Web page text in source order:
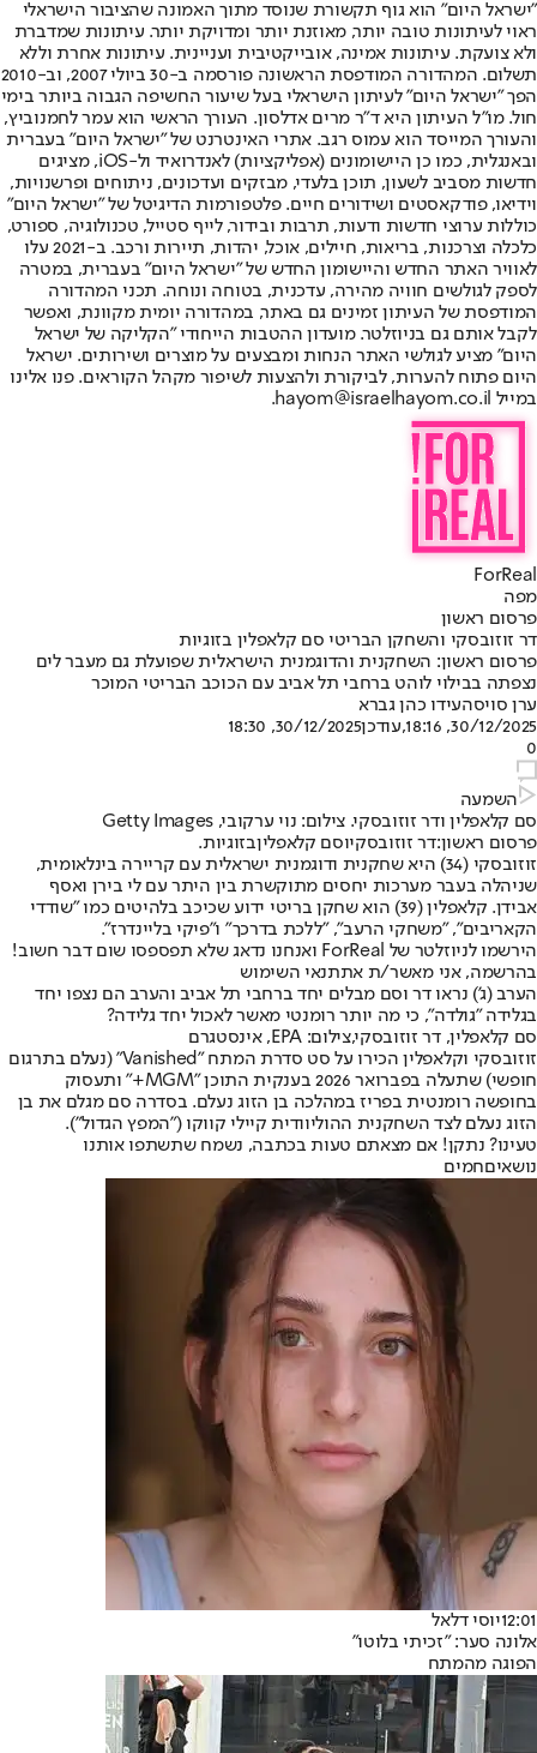
"ישראל היום" הוא גוף תקשורת שנוסד מתוך האמונה שהציבור הישראלי
ראוי לעיתונות טובה יותר, מאוזנת יותר ומדויקת יותר. עיתונות שמדברת
ולא צועקת. עיתונות אמינה, אובייקטיבית ועניינית. עיתונות אחרת וללא
תשלום. המהדורה המודפסת הראשונה פורסמה ב-30 ביולי 2007, וב-2010
הפך "ישראל היום" לעיתון הישראלי בעל שיעור החשיפה הגבוה ביותר בימי
חול. מו"ל העיתון היא ד"ר מרים אדלסון. העורך הראשי הוא עמר לחמנוביץ,
והעורך המייסד הוא עמוס רגב. אתרי האינטרנט של "ישראל היום" בעברית
ובאנגלית, כמו כן היישומונים (אפליקציות) לאנדרואיד ול-iOS, מציגים
חדשות מסביב לשעון, תוכן בלעדי, מבזקים ועדכונים, ניתוחים ופרשנויות,
וידיאו, פודקאסטים ושידורים חיים. פלטפורמות הדיגיטל של "ישראל היום"
כוללות ערוצי חדשות ודעות, תרבות ובידור, לייף סטייל, טכנולוגיה, ספורט,
כלכלה וצרכנות, בריאות, חיילים, אוכל, יהדות, תיירות ורכב. ב-2021 עלו
לאוויר האתר החדש והיישומון החדש של "ישראל היום" בעברית, במטרה
לספק לגולשים חוויה מהירה, עדכנית, בטוחה ונוחה. תכני המהדורה
המודפסת של העיתון זמינים גם באתר, במהדורה יומית מקוונת, ואפשר
לקבל אותם גם בניוזלטר. מועדון ההטבות הייחודי "הקליקה של ישראל
היום" מציע לגולשי האתר הנחות ומבצעים על מוצרים ושירותים. ישראל
היום פתוח להערות, לביקורת ולהצעות לשיפור מקהל הקוראים. פנו אלינו
במייל hayom@israelhayom.co.il.
ForReal
מפה
פרסום ראשון
דר זוזובסקי והשחקן הבריטי סם קלאפלין בזוגיות
פרסום ראשון: השחקנית והדוגמנית הישראלית שפועלת גם מעבר לים
נצפתה בבילוי לוהט ברחבי תל אביב עם הכוכב הבריטי המוכר
ערן סויסהעידו כהן גברא
30/12/2025, 18:16
,עודכן30/12/2025, 18:30
0
השמעה
סם קלאפלין ודר זוזובסקי. צילום: נוי ערקובי, Getty Images
פרסום ראשון:דר זוזובסקיוסם קלאפליןבזוגיות.
זוזובסקי (34) היא שחקנית ודוגמנית ישראלית עם קריירה בינלאומית,
שניהלה בעבר מערכות יחסים מתוקשרת בין היתר עם לי בירן ואסף
אבידן. קלאפלין (39) הוא שחקן בריטי ידוע שכיכב בלהיטים כמו "שודדי
הקאריבים", "משחקי הרעב", "ללכת בדרכך" ו"פיקי בליינדרז".
הירשמו לניוזלטר של ForReal ואנחנו נדאג שלא תפספסו שום דבר חשוב!
בהרשמה, אני מאשר/ת אתתנאי השימוש
הערב (ג') נראו דר וסם מבלים יחד ברחבי תל אביב והערב הם נצפו יחד
בגלידה "גולדה", כי מה יותר רומנטי מאשר לאכול יחד גלידה?
סם קלאפלין, דר זוזובסקי,צילום: EPA, אינסטגרם
זוזובסקי וקלאפלין הכירו על סט סדרת המתח "Vanished" (נעלם בתרגום
חופשי) שתעלה בפברואר 2026 בענקית התוכן "MGM+" ותעסוק
בחופשה רומנטית בפריז במהלכה בן הזוג נעלם. בסדרה סם מגלם את בן
הזוג נעלם לצד השחקנית ההוליוודית קיילי קווקו ("המפץ הגדול").
טעינו? נתקן! אם מצאתם טעות בכתבה, נשמח שתשתפו אותנו
נושאיםחמים
12:01יוסי דלאל
אלונה סער: "זכיתי בלוטו"
הפוגה מהמתח